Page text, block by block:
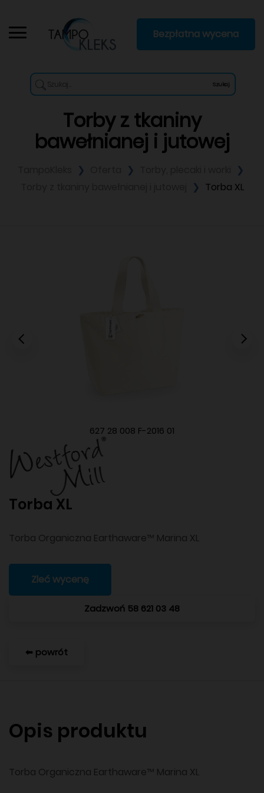
Szukaj
Bezpłatna wycena
Torby z tkaniny
bawełnianej i jutowej
Torba XL
627 28 008 F-2016 01
Torba XL
Torba Organiczna Earthaware™ Marina XL
Zleć wycenę
Zadzwoń 58 621 03 48
⬅ powrót
Opis produktu
Torba Organiczna Earthaware™ Marina XL